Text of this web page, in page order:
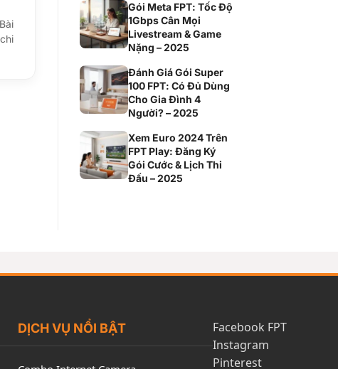
Gói Meta FPT: Tốc Độ
1Gbps Cân Mọi
Livestream & Game
Nặng – 2025
Đánh Giá Gói Super
100 FPT: Có Đủ Dùng
Cho Gia Đình 4
Người? – 2025
Xem Euro 2024 Trên
FPT Play: Đăng Ký
Gói Cước & Lịch Thi
Đấu – 2025
DỊCH VỤ NỔI BẬT
Facebook FPT
Instagram
Pinterest